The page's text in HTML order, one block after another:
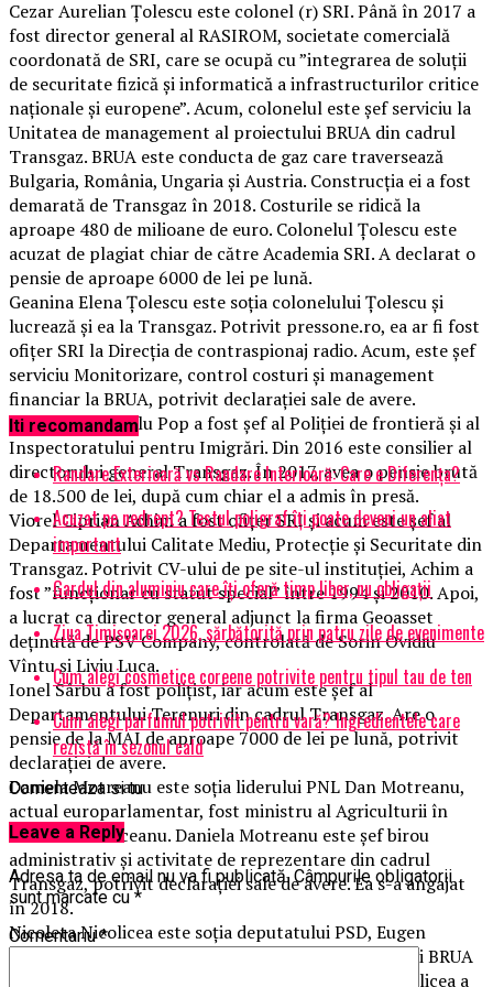
Cezar Aurelian Țolescu este colonel (r) SRI. Până în 2017 a
fost director general al RASIROM, societate comercială
coordonată de SRI, care se ocupă cu ”integrarea de soluții
de securitate fizică și informatică a infrastructurilor critice
naționale și europene”. Acum, colonelul este șef serviciu la
Unitatea de management al proiectului BRUA din cadrul
Transgaz. BRUA este conducta de gaz care traversează
Bulgaria, România, Ungaria și Austria. Construcția ei a fost
demarată de Transgaz în 2018. Costurile se ridică la
aproape 480 de milioane de euro. Colonelul Țolescu este
acuzat de plagiat chiar de către Academia SRI. A declarat o
pensie de aproape 6000 de lei pe lună.
Geanina Elena Țolescu este soția colonelului Țolescu și
lucrează și ea la Transgaz. Potrivit pressone.ro, ea ar fi fost
ofițer SRI la Direcția de contraspionaj radio. Acum, este șef
serviciu Monitorizare, control costuri și management
financiar la BRUA, potrivit declarației sale de avere.
Chestorul (r) Nelu Pop a fost șef al Poliției de frontieră și al
Inspectoratului pentru Imigrări. Din 2016 este consilier al
directorului general Transgaz. În 2017, avea o pensie brută
de 18.500 de lei, după cum chiar el a admis în presă.
Viorel Ciprian Achim a fost ofițer SRI și acum este șef al
Departamentului Calitate Mediu, Protecţie şi Securitate din
Transgaz. Potrivit CV-ului de pe site-ul instituției, Achim a
fost ”funcționar cu statut special” între 1994 și 2010. Apoi,
a lucrat ca director general adjunct la firma Geoasset
deținută de PSV Company, controlată de Sorin Ovidiu
Vîntu și Liviu Luca.
Ionel Sârbu a fost polițist, iar acum este șef al
Departamentului Terenuri din cadrul Transgaz. Are o
pensie de la MAI de aproape 7000 de lei pe lună, potrivit
declarației de avere.
Daniela Motreanu este soția liderului PNL Dan Motreanu,
actual europarlamentar, fost ministru al Agriculturii în
Guvernul Tăriceanu. Daniela Motreanu este șef birou
administrativ și activitate de reprezentare din cadrul
Transgaz, potrivit declarației sale de avere. Ea s-a angajat
în 2018.
Nicoleta Nicolicea este soția deputatului PSD, Eugen
Nicolicea. Și ea este șef serviciu în cadrul proiectului BRUA
din 2017, potrivit declarației de avere. Nicoleta Nicolicea a
Iti recomandam
Randare Exterioară vs Randare Interioară: Care e Diferența?
Acuzat pe nedrept? Testul poligraf îţi poate deveni un aliat
important
Gardul din aluminiu care îți oferă timp liber, nu obligații
Ziua Timișoarei 2026, sărbătorită prin patru zile de evenimente
Cum alegi cosmetice coreene potrivite pentru tipul tau de ten
Cum alegi parfumul potrivit pentru vară? Ingredientele care
rezistă în sezonul cald
Comenteaza si tu
Leave a Reply
Adresa ta de email nu va fi publicată. Câmpurile obligatorii
sunt marcate cu*
Comentariu*